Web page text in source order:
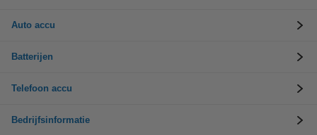
Auto accu
Batterijen
Telefoon accu
Bedrijfsinformatie